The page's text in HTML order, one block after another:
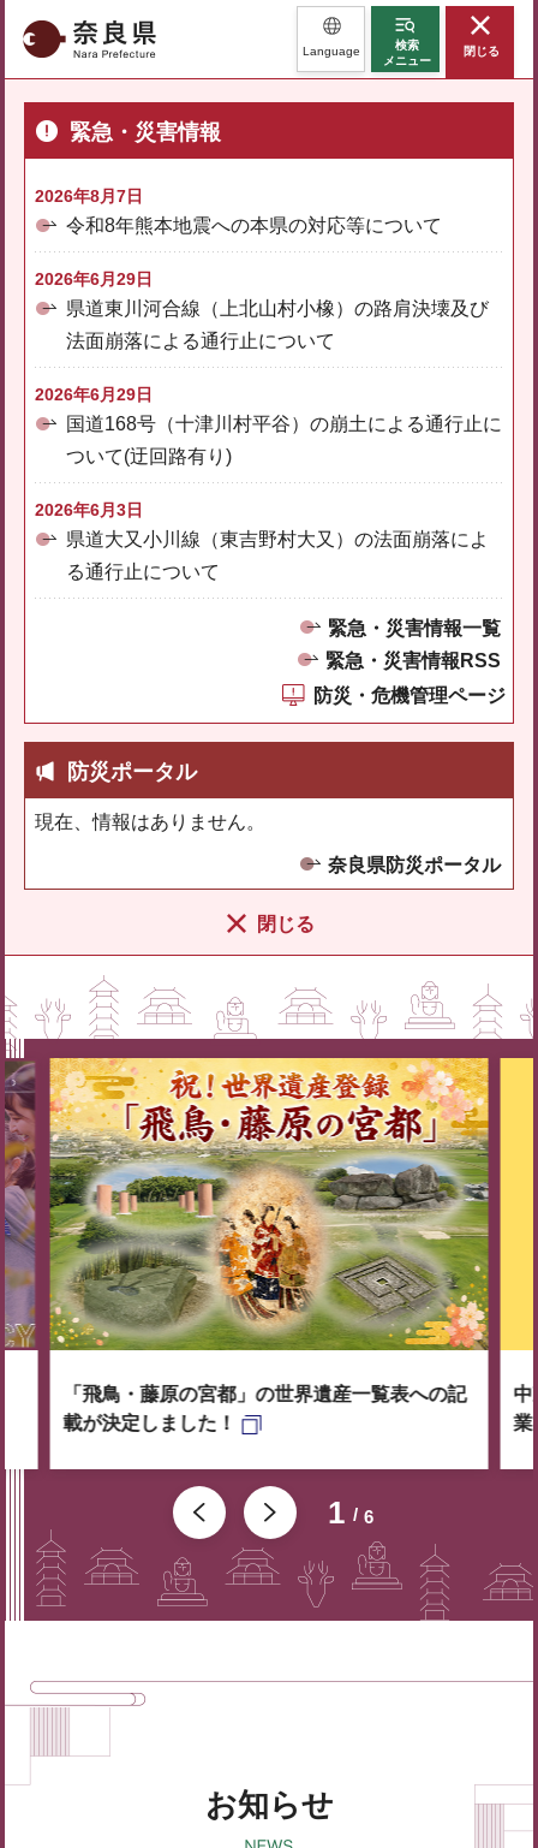
奈良県 Language
検索
メニュー
閉じる
緊急・災害情報
2026年8月7日
令和8年熊本地震への本県の対応等について
2026年6月29日
県道東川河合線（上北山村小橡）の路肩決壊及び
法面崩落による通行止について
2026年6月29日
国道168号（十津川村平谷）の崩土による通行止に
ついて(迂回路有り)
2026年6月3日
県道大又小川線（東吉野村大又）の法面崩落によ
る通行止について
緊急・災害情報一覧
緊急・災害情報RSS
防災・危機管理ページ
防災ポータル
現在、情報はありません。
奈良県防災ポータル
閉じる
1 6
「飛鳥・藤原の宮都」の世界遺産一覧表への記
載が決定しました！
中
業
お知らせ